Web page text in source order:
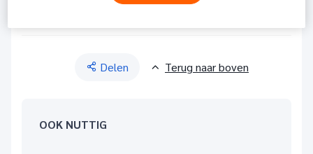
Delen Terug naar boven
OOK NUTTIG